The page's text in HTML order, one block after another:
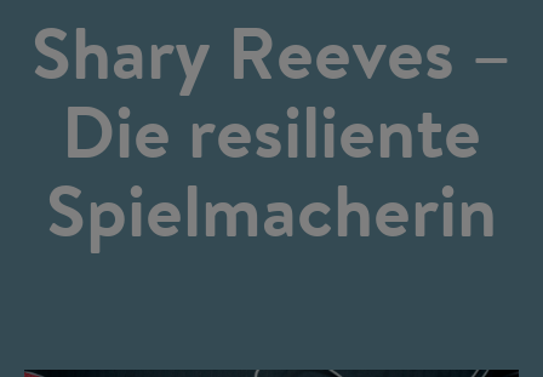
Shary Reeves –
Die resiliente
Spielmacherin